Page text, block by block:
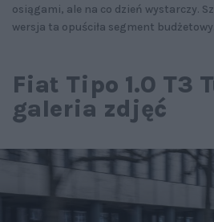
osiągami, ale na co dzień wystarczy.
wersja ta opuściła segment
Fiat Tipo 1.0 T3
galeria zdjęć